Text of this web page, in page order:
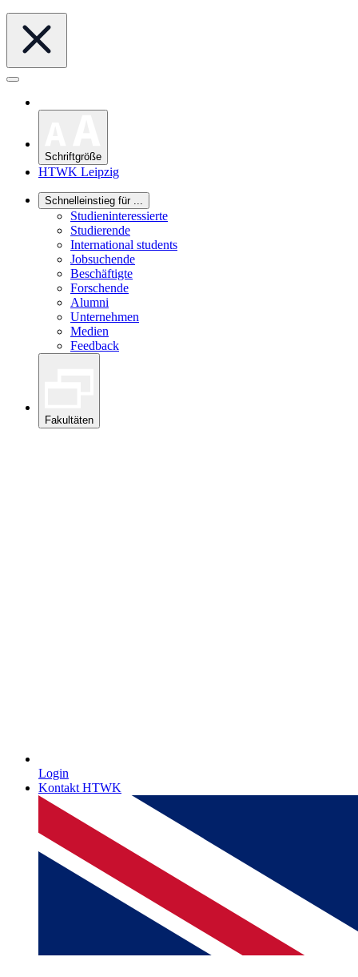
Schriftgröße
HTWK Leipzig
Schnelleinstieg für ...
Studieninteressierte
Studierende
International students
Jobsuchende
Beschäftigte
Forschende
Alumni
Unternehmen
Medien
Feedback
Fakultäten
Login
Kontakt HTWK